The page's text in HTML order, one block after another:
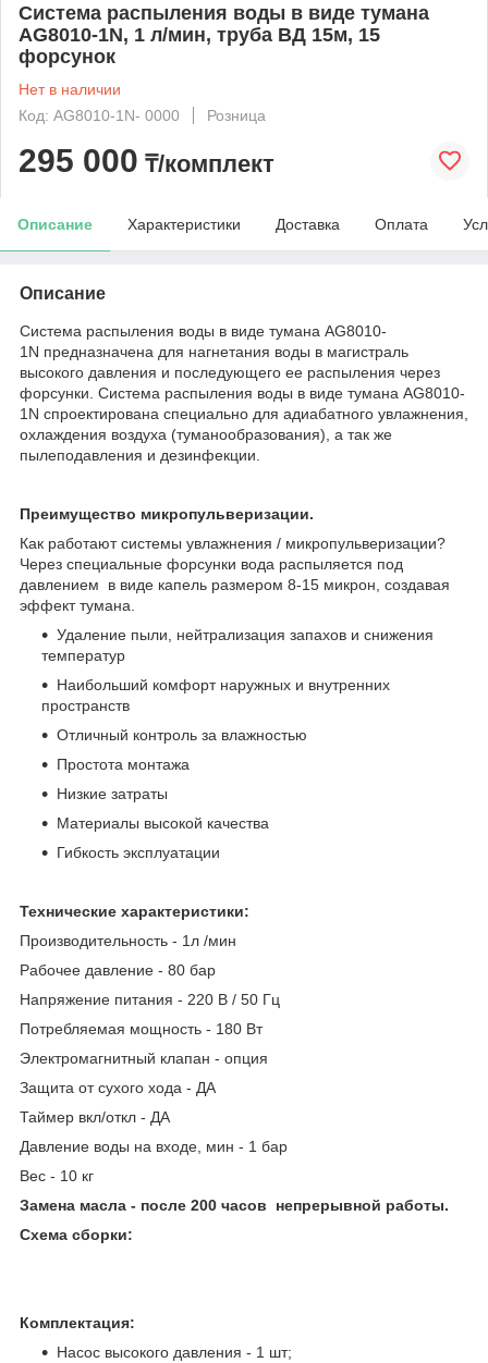
Система распыления воды в виде тумана
AG8010-1N, 1 л/мин, труба ВД 15м, 15
форсунок
Нет в наличии
Код: AG8010-1N- 0000
Розница
295 000 ₸/комплект
Описание Характеристики Доставка Оплата
Описание
Система распыления воды в виде тумана AG8010-
1N предназначена для нагнетания воды в магистраль
высокого давления и последующего ее распыления через
форсунки. Система распыления воды в виде тумана AG8010-
1N спроектирована специально для адиабатного увлажнения,
охлаждения воздуха (туманообразования), а так же
пылеподавления и дезинфекции.
Преимущество микропульверизации.
Как работают системы увлажнения / микропульверизации?
Через специальные форсунки вода распыляется под
давлением в виде капель размером 8-15 микрон, создавая
эффект тумана.
Удаление пыли, нейтрализация запахов и снижения
температур
Наибольший комфорт наружных и внутренних
пространств
Отличный контроль за влажностью
Простота монтажа
Низкие затраты
Материалы высокой качества
Гибкость эксплуатации
Технические характеристики:
Производительность - 1л /мин
Рабочее давление - 80 бар
Напряжение питания - 220 В / 50 Гц
Потребляемая мощность - 180 Вт
Электромагнитный клапан - опция
Защита от сухого хода - ДА
Таймер вкл/откл - ДА
Давление воды на входе, мин - 1 бар
Вес - 10 кг
Замена масла - после 200 часов непрерывной работы.
Схема сборки:
Комплектация:
Насос высокого давления - 1 шт;